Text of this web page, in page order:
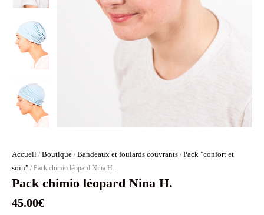
Accueil / Boutique / Bandeaux et foulards couvrants / Pack "confort et
soin" / Pack chimio léopard Nina H.
Pack chimio léopard Nina H.
45.00€